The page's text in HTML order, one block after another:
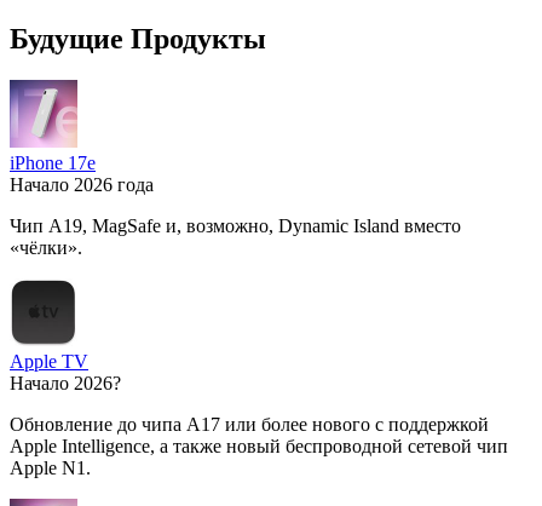
Будущие Продукты
iPhone 17e
Начало 2026 года
Чип A19, MagSafe и, возможно, Dynamic Island вместо
«чёлки».
Apple TV
Начало 2026?
Обновление до чипа A17 или более нового с поддержкой
Apple Intelligence, а также новый беспроводной сетевой чип
Apple N1.